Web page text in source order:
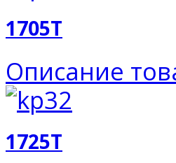
1705T
Описание
1725T